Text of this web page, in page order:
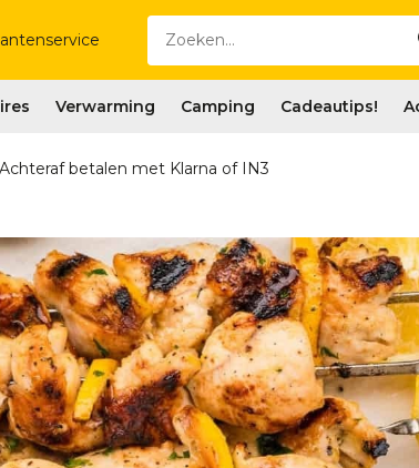
Verwarming Camping Cadeautips!
Achteraf betalen met Klarna of IN3